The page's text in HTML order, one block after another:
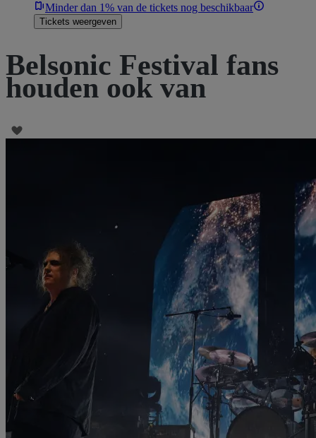
Minder dan 1% van de tickets nog beschikbaar
Tickets weergeven
Belsonic Festival fans
houden ook van